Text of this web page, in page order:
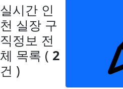
실시간 인
천 실장 구
직정보 전
체 목록 ( 2
건 )